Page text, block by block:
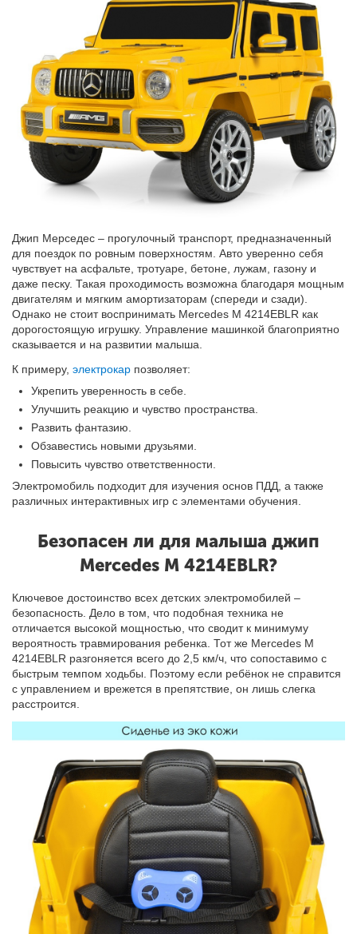
Джип Мерседес – прогулочный транспорт, предназначенный
для поездок по ровным поверхностям. Авто уверенно себя
чувствует на асфальте, тротуаре, бетоне, лужам, газону и
даже песку. Такая проходимость возможна благодаря мощным
двигателям и мягким амортизаторам (спереди и сзади).
Однако не стоит воспринимать Mercedes M 4214EBLR как
дорогостоящую игрушку. Управление машинкой благоприятно
сказывается и на развитии малыша.
К примеру,электрокар позволяет:
Укрепить уверенность в себе.
Улучшить реакцию и чувство пространства.
Развить фантазию.
Обзавестись новыми друзьями.
Повысить чувство ответственности.
Электромобиль подходит для изучения основ ПДД, а также
различных интерактивных игр с элементами обучения.
Безопасен ли для малыша джип
Mercedes M 4214EBLR?
Ключевое достоинство всех детских электромобилей –
безопасность. Дело в том, что подобная техника не
отличается высокой мощностью, что сводит к минимуму
вероятность травмирования ребенка. Тот же Mercedes M
4214EBLR разгоняется всего до 2,5 км/ч, что сопоставимо с
быстрым темпом ходьбы. Поэтому если ребёнок не справится
с управлением и врежется в препятствие, он лишь слегка
расстроится.